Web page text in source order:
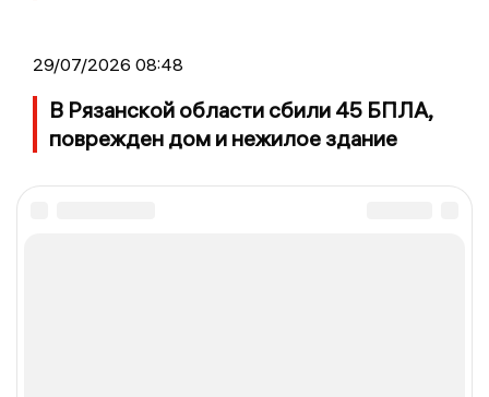
29/07/2026 08:48
В Рязанской области сбили 45 БПЛА,
поврежден дом и нежилое здание